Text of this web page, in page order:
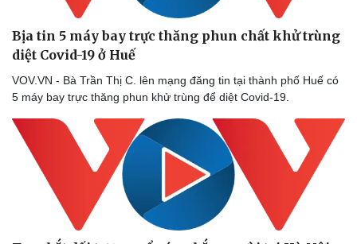
Bịa tin 5 máy bay trực thăng phun chất khử trùng
diệt Covid-19 ở Huế
VOV.VN - Bà Trần Thị C. lên mạng đăng tin tại thành phố Huế có
5 máy bay trực thăng phun khử trùng để diệt Covid-19.